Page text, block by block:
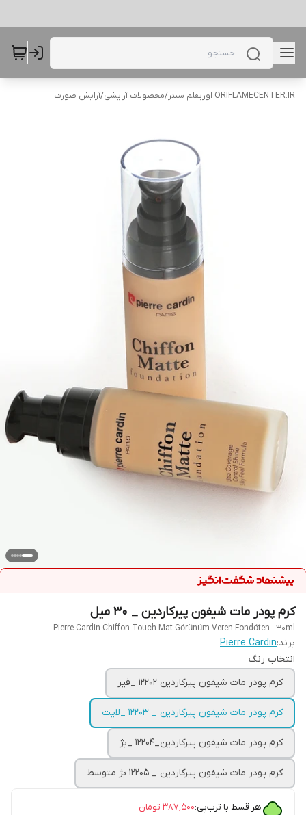
ORIFLAMECENTER.IR اوریفلم سنتر /محصولات آرایشی/آرایش صورت
کرم پودر مات شیفون پیرکاردین _ ۳۰ میل
Pierre Cardin Chiffon Touch Mat Görünüm Veren Fondöten - 30ml
برند:Pierre Cardin
انتخاب رنگ‌
کرم پودر مات شیفون پیرکاردین 12202 _فیر
کرم پودر مات شیفون پیرکاردین _ 12203 _لایت
کرم پودر مات شیفون پیرکاردین_12204 _بژ
کرم پودر مات شیفون پیرکاردین _ 12205 بژ متوسط
هر قسط با ترب‌پی:۳۸۷٬۵۰۰ تومان